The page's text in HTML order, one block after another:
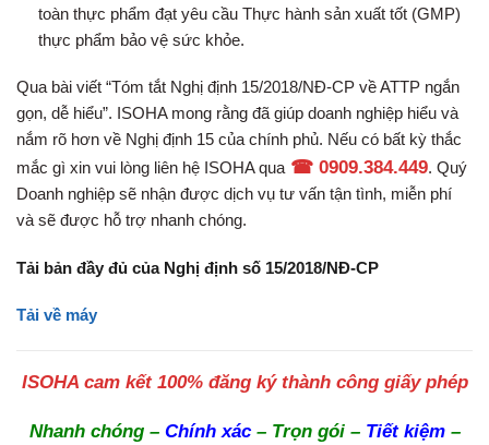
toàn thực phẩm đạt yêu cầu Thực hành sản xuất tốt (GMP)
thực phẩm bảo vệ sức khỏe.
Qua bài viết “Tóm tắt Nghị định 15/2018/NĐ-CP về ATTP ngắn
gọn, dễ hiểu”. ISOHA mong rằng đã giúp doanh nghiệp hiểu và
nắm rõ hơn về Nghị định 15 của chính phủ. Nếu có bất kỳ thắc
mắc gì xin vui lòng liên hệ ISOHA qua ☎ 0909.384.449. Quý
Doanh nghiệp sẽ nhận được dịch vụ tư vấn tận tình, miễn phí
và sẽ được hỗ trợ nhanh chóng.
Tải bản đầy đủ của Nghị định số 15/2018/NĐ-CP
Tải về máy
ISOHA cam kết 100% đăng ký thành công giấy phép
Nhanh chóng – Chính xác– Trọn gói – Tiết kiệm–